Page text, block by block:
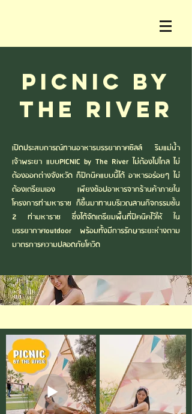
PICNIC by
The River
เปิดประสบการณ์ทานอาหารบรรยากาศชิลล์ ริมแม่น้ำ
เจ้าพระยา แบบPICNIC by The River ไม่ต้องไปไกล ไม่
ต้องออกต่างจังหวัด ก็ปิกนิคแบบนี้ได้ อาหารอร่อยๆ ไม่
ต้องเตรียมเอง เพียงช้อปอาหารจากร้านค้าภายใน
โครงการท่ามหาราช ก็ขึ้นมาทานบริเวณลานกิจกรรมชั้น
2 ท่ามหาราช ซึ่งได้จัดเตรียมพื้นที่ปิคนิคไว้ให้ ใน
บรรยากาศoutdoor พร้อมทั้งมีการรักษาระยะห่างตาม
มาตรการความปลอดภัยโควิด